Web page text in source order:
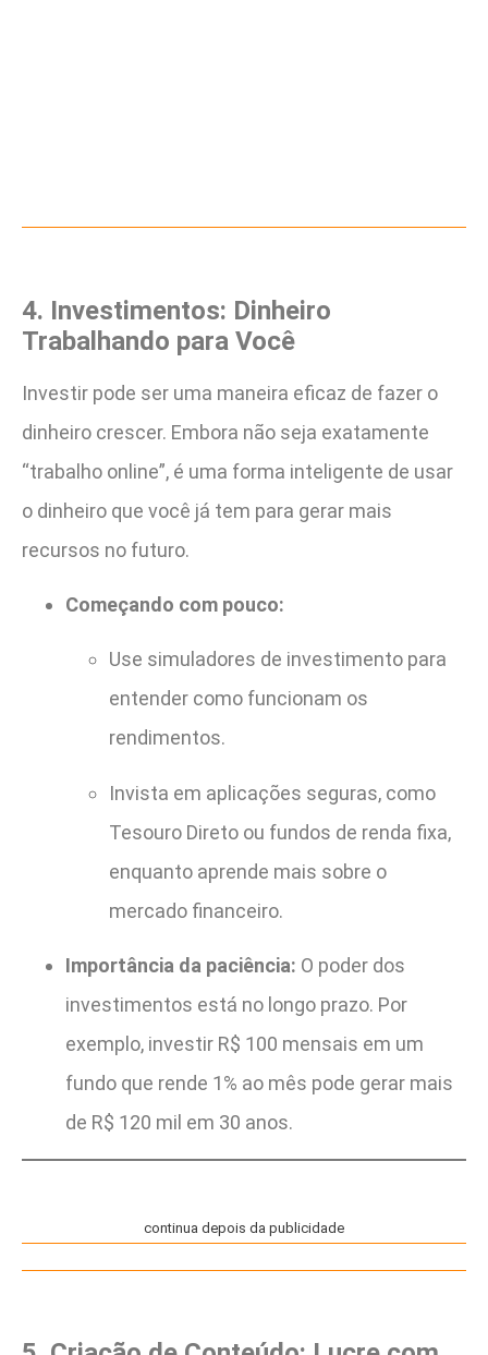
4. Investimentos: Dinheiro
Trabalhando para Você
Investir pode ser uma maneira eficaz de fazer o
dinheiro crescer. Embora não seja exatamente
“trabalho online”, é uma forma inteligente de usar
o dinheiro que você já tem para gerar mais
recursos no futuro.
Começando com pouco:
Use simuladores de investimento para
entender como funcionam os
rendimentos.
Invista em aplicações seguras, como
Tesouro Direto ou fundos de renda fixa,
enquanto aprende mais sobre o
mercado financeiro.
Importância da paciência: O poder dos
investimentos está no longo prazo. Por
exemplo, investir R$ 100 mensais em um
fundo que rende 1% ao mês pode gerar mais
de R$ 120 mil em 30 anos.
continua depois da publicidade